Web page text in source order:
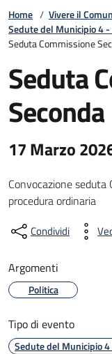
Home / Vivere il
Sedute del Municipio 4
Seduta Commissione
Seduta
Seconda
17 Marzo
Convocazione seduta
procedura ordinaria
Condividi
Argomenti
Politica
Tipo di evento
Sedute del Municipio